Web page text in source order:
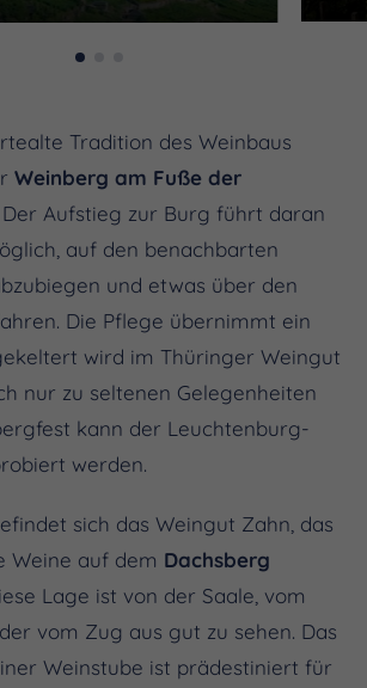
Tradition des Weinbaus
Weinberg am Fuße der
Der Aufstieg zur Burg führt daran
auf den benachbarten
und etwas über den
Die Pflege übernimmt ein
wird im Thüringer Weingut
nur zu seltenen Gelegenheiten
kann der Leuchtenburg-
werden.
sich das Weingut Zahn, das
Weine auf dem Dachsberg
Lage ist von der Saale, vom
vom Zug aus gut zu sehen. Das
Weinstube ist prädestiniert für